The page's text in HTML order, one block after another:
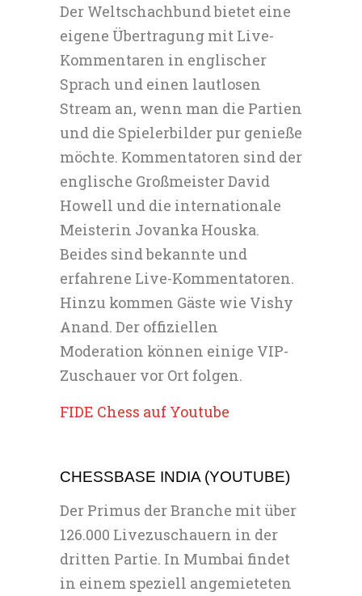
Der Weltschachbund bietet eine
eigene Übertragung mit Live-
Kommentaren in englischer
Sprach und einen lautlosen
Stream an, wenn man die Partien
und die Spielerbilder pur genieße
möchte. Kommentatoren sind der
englische Großmeister David
Howell und die internationale
Meisterin Jovanka Houska.
Beides sind bekannte und
erfahrene Live-Kommentatoren.
Hinzu kommen Gäste wie Vishy
Anand. Der offiziellen
Moderation können einige VIP-
Zuschauer vor Ort folgen.
FIDE Chess auf Youtube
CHESSBASE INDIA (YOUTUBE)
Der Primus der Branche mit über
126.000 Livezuschauern in der
dritten Partie. In Mumbai findet
in einem speziell angemieteten